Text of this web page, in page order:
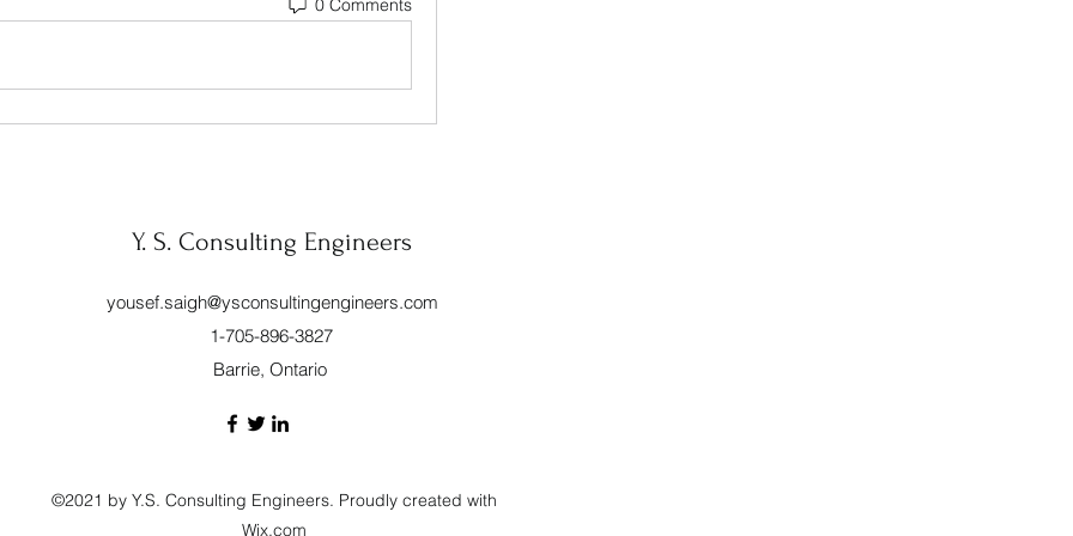
0 Comments
Y. S. Consulting Engineers
yousef.saigh@ysconsultingengineers.com
1-705-896-3827
Barrie, Ontario
©2021 by Y.S. Consulting Engineers. Proudly created with
Wix.com